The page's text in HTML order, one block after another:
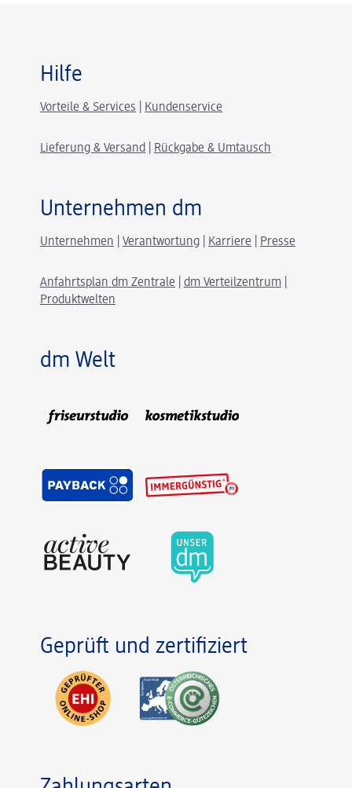
Hilfe
Vorteile & Services Kundenservice
Lieferung & Versand Rückgabe & Umtausch
Unternehmen dm
Unternehmen Verantwortung Karriere Presse
Anfahrtsplan dm Zentrale dm Verteilzentrum
Produktwelten
dm Welt
Geprüft und zertifiziert